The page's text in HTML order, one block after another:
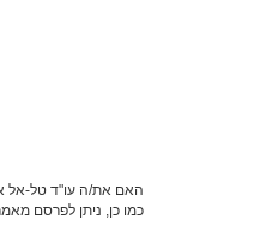
האם את/ה עו"ד טל-אל
כמו כן, ניתן לפרסם